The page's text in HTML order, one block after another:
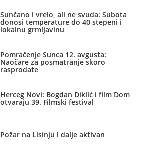
Sunčano i vrelo, ali ne svuda: Subota
donosi temperature do 40 stepeni i
lokalnu grmljavinu
Pomračenje Sunca 12. avgusta:
Naočare za posmatranje skoro
rasprodate
Herceg Novi: Bogdan Diklić i film Dom
otvaraju 39. Filmski festival
Požar na Lisinju i dalje aktivan